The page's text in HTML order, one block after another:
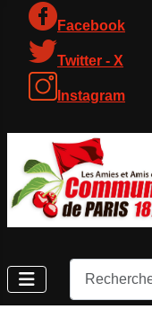
Facebook
Twitter - X
Instagram
Rechercher